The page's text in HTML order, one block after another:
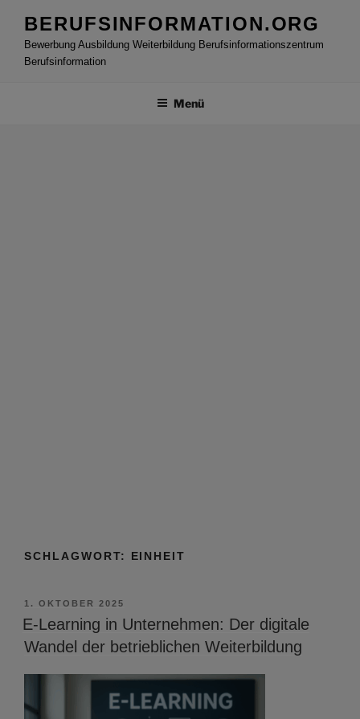
Inhalt
springen
BERUFSINFORMATION.ORG
Bewerbung Ausbildung Weiterbildung Berufsinformationszentrum
Berufsinformation
Menü
SCHLAGWORT: EINHEIT
VERÖFFENTLICHT
AM
1. OKTOBER 2025
E-Learning in Unternehmen: Der digitale
Wandel der betrieblichen Weiterbildung